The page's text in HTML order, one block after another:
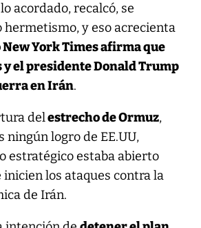
acordado, recalcó, se
hermetismo, y eso acrecienta
York Times afirma que
y el presidente Donald Trump
en Irán.
delestrecho de Ormuz,
ningún logro de EE.UU,
estratégico estaba abierto
inicien los ataques contra la
de Irán.